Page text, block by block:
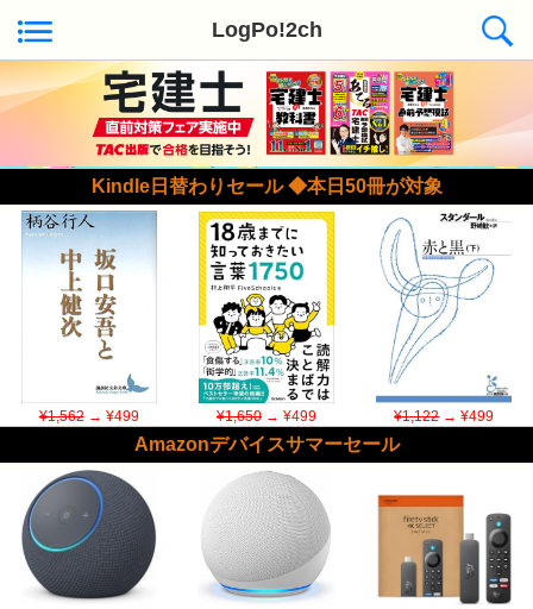
LogPo!2ch
Kindle日替わりセール ◆本日50冊が対象
¥1,562→ ¥499 ¥1,650→ ¥499 ¥1,122→ ¥499
Amazonデバイスサマーセール